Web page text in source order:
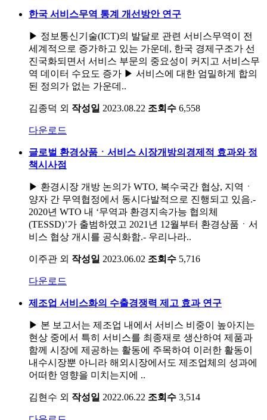
한국 서비스무역 통계 개선방안 연구
▶ 정보통신기술(ICT)의 발달로 관련 서비스무역이 전
세계적으로 증가하고 있는 가운데, 한국 경제구조가 선
진국화되면서 서비스 부문의 중요성이 커지고 서비스무
역 데이터 수요도 증가 ▶ 서비스에 대한 엄밀하게 합의
된 정의가 없는 가운데..
김종덕 외 작성일 2023.08.22 조회수 6,558
다운로드
글로벌 환경상품ㆍ서비스 시장개방의경제적 효과와 정
책시사점
▶ 환경시장 개방 논의가 WTO, 복수국간 협상, 지역ㆍ
양자 간 무역협정에서 동시다발적으로 진행되고 있음.-
2020년 WTO 내 ‘무역과 환경지속가능 협의체
(TESSD)’가 출범하였고 2021년 12월부터 환경상품ㆍ서
비스 협상 개시를 공식화함.- 우리나라..
이주관 외 작성일 2023.06.02 조회수 5,716
다운로드
제조업 서비스화의 수출경쟁력 제고 효과 연구
▶ 본 보고서는 제조업 내에서 서비스 비중이 높아지는
현상 중에서 특히 서비스를 최종재로 생산하여 제품과
함께 시장에 제공하는 활동에 주목하여 이러한 활동이
내수시장뿐 아니라 해외시장에서도 제조업체의 성과에
어떠한 영향을 미치는지에 ..
김현수 외 작성일 2022.06.22 조회수 3,514